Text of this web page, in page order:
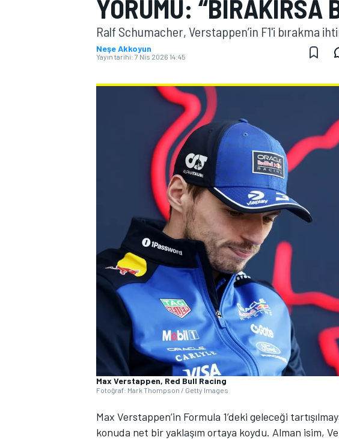
MOTOGP
WORLD SUPERBIKE
WRC
YORUMU: “BIRAKIRSA
Ralf Schumacher, Verstappen’in F1'i bırakma
Neşe Akkoyun
Yayın tarihi: 7 Nis 2026 14:45
Max Verstappen, Red Bull Racing
Fotoğraf: Mark Thompson / Getty Images
Max Verstappen’in Formula 1’deki geleceği
konuda net bir yaklaşım ortaya koydu. Alman isim,